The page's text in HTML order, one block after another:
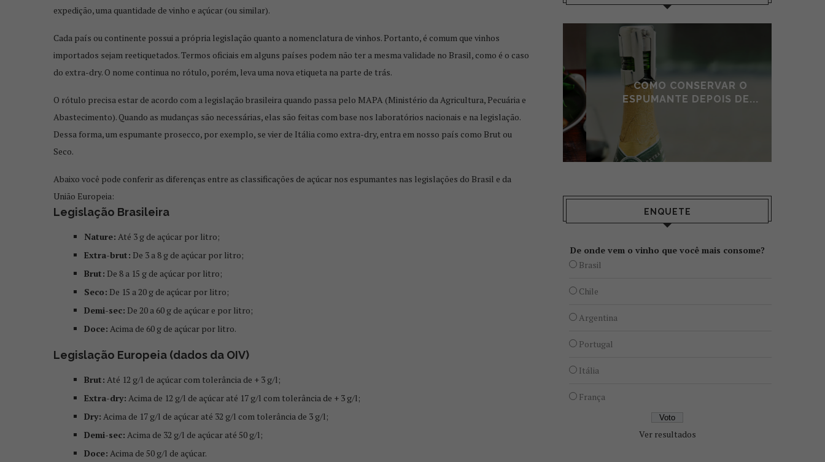
expedição, uma quantidade de vinho e açúcar (ou similar).
Cada país ou continente possui a própria legislação quanto a nomenclatura de vinhos. Portanto, é comum que vinhos
importados sejam reetiquetados. Termos oficiais em alguns países podem não ter a mesma validade no Brasil, como é o caso
do extra-dry. O nome continua no rótulo, porém, leva uma nova etiqueta na parte de trás.
O rótulo precisa estar de acordo com a legislação brasileira quando passa pelo MAPA (Ministério da Agricultura, Pecuária e
Abastecimento). Quando as mudanças são necessárias, elas são feitas com base nos laboratórios nacionais e na legislação.
Dessa forma, um espumante prosecco, por exemplo, se vier de Itália como extra-dry, entra em nosso país como Brut ou
Seco.
Abaixo você pode conferir as diferenças entre as classificações de açúcar nos espumantes nas legislações do Brasil e da
União Europeia:
Legislação Brasileira
Nature: Até 3 g de açúcar por litro;
Extra-brut: De 3 a 8 g de açúcar por litro;
Brut: De 8 a 15 g de açúcar por litro;
Seco: De 15 a 20 g de açúcar por litro;
Demi-sec: De 20 a 60 g de açúcar e por litro;
Doce: Acima de 60 g de açúcar por litro.
Legislação Europeia (dados da OIV)
Brut: Até 12 g/l de açúcar com tolerância de + 3 g/l;
Extra-dry: Acima de 12 g/l de açúcar até 17 g/l com tolerância de + 3 g/l;
Dry: Acima de 17 g/l de açúcar até 32 g/l com tolerância de 3 g/l;
Demi-sec: Acima de 32 g/l de açúcar até 50 g/l;
Doce: Acima de 50 g/l de açúcar.
DE VINHO
PORCO COM VINHO
COMO CONSERVAR O
ESPUMANTE DEPOIS DE...
ENQUETE
De onde vem o vinho que você mais consome?
Brasil
Chile
Argentina
Portugal
Itália
França
Ver resultados